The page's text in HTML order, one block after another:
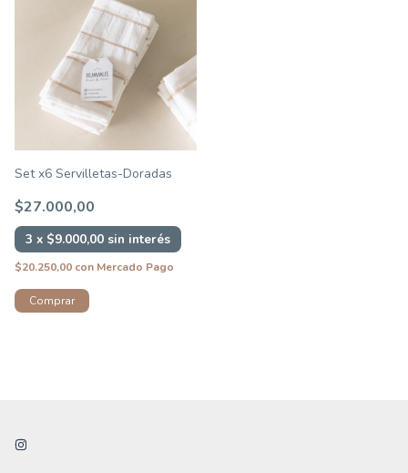
Set x6 Servilletas-Doradas
$27.000,00
3 x $9.000,00 sin interés
$20.250,00 con Mercado Pago